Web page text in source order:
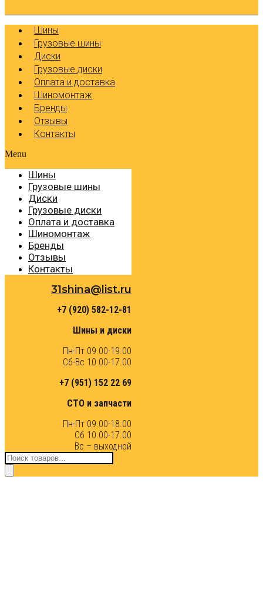
Шины
Грузовые шины
Диски
Грузовые диски
Оплата и доставка
Шиномонтаж
Бренды
Отзывы
Контакты
Menu
Шины
Грузовые шины
Диски
Грузовые диски
Оплата и доставка
Шиномонтаж
Бренды
Отзывы
Контакты
31shina@list.ru
+7 (920) 582-12-81
Шины и диски
Пн-Пт 09.00-19.00
Сб-Вс 10.00-17.00
+7 (951) 152 22 69
СТО и запчасти
Пн-Пт 09.00-18.00
Сб 10.00-17.00
Вс – выходной
Поиск
товаров